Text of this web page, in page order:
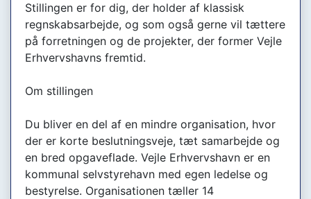
Stillingen er for dig, der holder af klassisk
regnskabsarbejde, og som også gerne vil tættere
på forretningen og de projekter, der former Vejle
Erhvervshavns fremtid.
Om stillingen
Du bliver en del af en mindre organisation, hvor
der er korte beslutningsveje, tæt samarbejde og
en bred opgaveflade. Vejle Erhvervshavn er en
kommunal selvstyrehavn med egen ledelse og
bestyrelse. Organisationen tæller 14